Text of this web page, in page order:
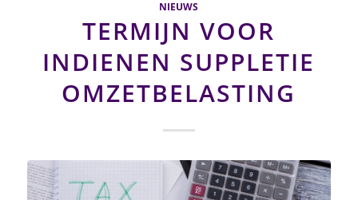
NIEUWS
TERMIJN VOOR
INDIENEN SUPPLETIE
OMZETBELASTING